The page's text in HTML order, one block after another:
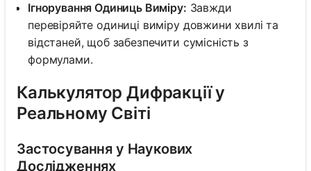
Ігнорування Одиниць Виміру: Завжди
перевіряйте одиниці виміру довжини хвилі та
відстаней, щоб забезпечити сумісність з
формулами.
Калькулятор Дифракції у
Реальному Світі
Застосування у Наукових
Дослідженнях